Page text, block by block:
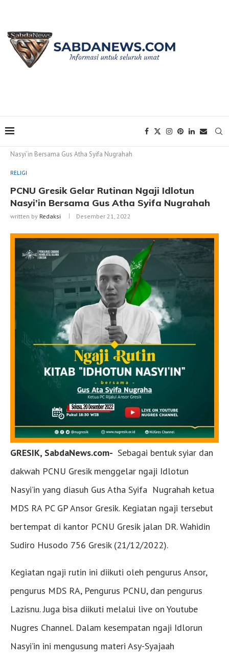
Nasyi’in Bersama Gus Atha Syifa Nugrahah
RELIGI
PCNU Gresik Gelar Rutinan Ngaji Idlotun
Nasyi’in Bersama Gus Atha Syifa Nugrahah
written by Redaksi Desember 21, 2022
GRESIK, SabdaNews.com- Sebagai bentuk syiar dan
dakwah PCNU Gresik menggelar ngaji Idlotun
Nasyi’in yang diasuh Gus Atha Syifa Nugrahah ketua
MDS RA PC GP Ansor Gresik. Kegiatan ngaji tersebut
bertempat di kantor PCNU Gresik jalan DR. Wahidin
Sudiro Husodo 756 Gresik (21/12/2022).
Kegiatan ngaji rutin ini diikuti oleh pengurus Ansor,
pengurus MDS RA, Pengurus PCNU, dan pengurus
Lazisnu. Juga bisa diikuti melalui live on Youtube
Nugres Channel. Dalam kesempatan ngaji Idlorun
Nasyi’in ini mengusung materi Asy-Syajaah